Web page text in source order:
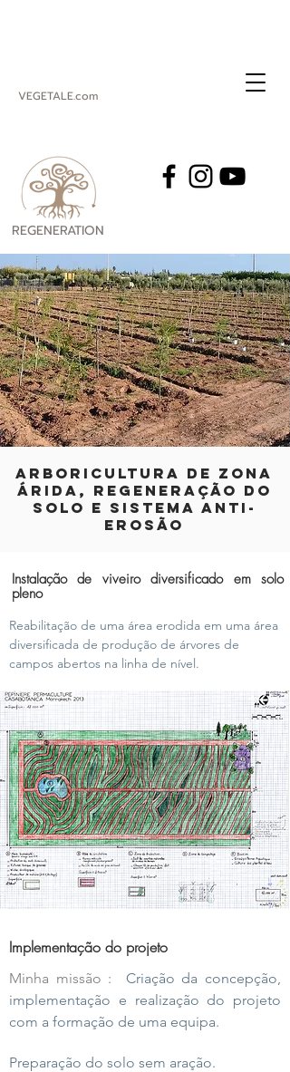
VEGETALE.com
REGENERATION
ARBORICULTURA DE ZONA
ÁRIDA, REGENERAÇÃO DO
SOLO E SISTEMA ANTI-
EROSÃO
Instalação de viveiro diversificado em solo
pleno
Reabilitação de uma área erodida em uma área
diversificada de produção de árvores de
campos abertos na linha de nível.
Implementação do projeto
Minha missão :
Criação da concepção,
implementação e realização do projeto
com a formação de uma equipa.
Preparação do solo sem aração.